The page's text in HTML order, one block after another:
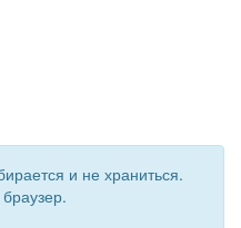
и не храниться.